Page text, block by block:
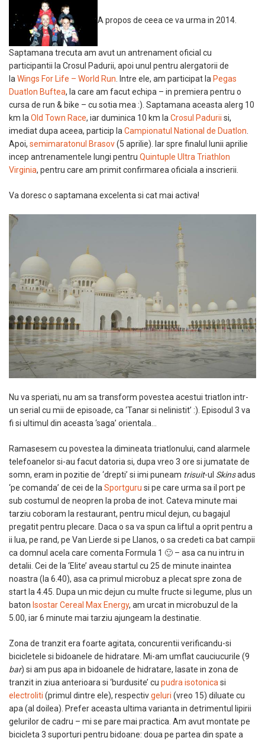
A propos de ceea ce va urma in 2014.
Saptamana trecuta am avut un antrenament oficial cu
participantii la Crosul Padurii, apoi unul pentru alergatorii de
la Wings For Life – World Run . Intre ele, am participat la Pegas
Duatlon Buftea, la care am facut echipa – in premiera pentru o
cursa de run & bike – cu sotia mea :). Saptamana aceasta alerg 10
km la Old Town Race, iar duminica 10 km la Crosul Padurii si,
imediat dupa aceea, particip la Campionatul National de Duatlon
Apoi, semimaratonul Brasov(5 aprilie). Iar spre finalul lunii aprilie
incep antrenamentele lungi pentru Quintuple Ultra Triathlon
Virginia, pentru care am primit confirmarea oficiala a inscrierii.
Va doresc o saptamana excelenta si cat mai activa!
Nu va speriati, nu am sa transform povestea acestui triatlon intr-
un serial cu mii de episoade, ca ‘Tanar si nelinistit’ :). Episodul 3 va
fi si ultimul din aceasta ‘saga’ orientala…
Ramasesem cu povestea la dimineata triatlonului, cand alarmele
telefoanelor si-au facut datoria si, dupa vreo 3 ore si jumatate de
somn, eram in pozitie de ‘drepti’ si imi puneam trisuit-ul Skinsadus
‘pe comanda’ de cei de la Sportguru si pe care urma sa il port pe
sub costumul de neopren la proba de inot. Cateva minute mai
tarziu coboram la restaurant, pentru micul dejun, cu bagajul
pregatit pentru plecare. Daca o sa va spun ca liftul a oprit pentru a
ii lua, pe rand, pe Van Lierde si pe Llanos, o sa credeti ca bat campii
ca domnul acela care comenta Formula 1 🙂 – asa ca nu intru in
detalii. Cei de la ‘Elite’ aveau startul cu 25 de minute inaintea
noastra (la 6.40), asa ca primul microbuz a plecat spre zona de
start la 4.45. Dupa un mic dejun cu multe fructe si legume, plus un
baton Isostar Cereal Max Energy, am urcat in microbuzul de la
5.00, iar 6 minute mai tarziu ajungeam la destinatie.
Zona de tranzit era foarte agitata, concurentii verificandu-si
bicicletele si bidoanele de hidratare. Mi-am umflat cauciucurile (9
bar) si am pus apa in bidoanele de hidratare, lasate in zona de
tranzit in ziua anterioara si ‘burdusite’ cu pudra isotonica si
electroliti (primul dintre ele), respectivgeluri (vreo 15) diluate cu
apa (al doilea). Prefer aceasta ultima varianta in detrimentul lipirii
gelurilor de cadru – mi se pare mai practica. Am avut montate pe
bicicleta 3 suporturi pentru bidoane: doua pe partea din spate a